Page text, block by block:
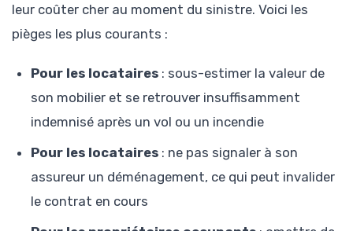
leur coûter cher au moment du sinistre. Voici les
pièges les plus courants :
Pour les locataires : sous-estimer la valeur de
son mobilier et se retrouver insuffisamment
indemnisé après un vol ou un incendie
Pour les locataires : ne pas signaler à son
assureur un déménagement, ce qui peut invalider
le contrat en cours